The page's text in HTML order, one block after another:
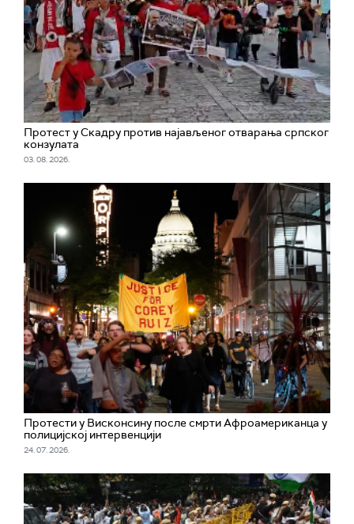
Протест у Скадру против најављеног отварања српског
конзулата
03. 08. 2026.
Протести у Висконсину после смрти Афроамериканца у
полицијској интервенцији
24. 07. 2026.